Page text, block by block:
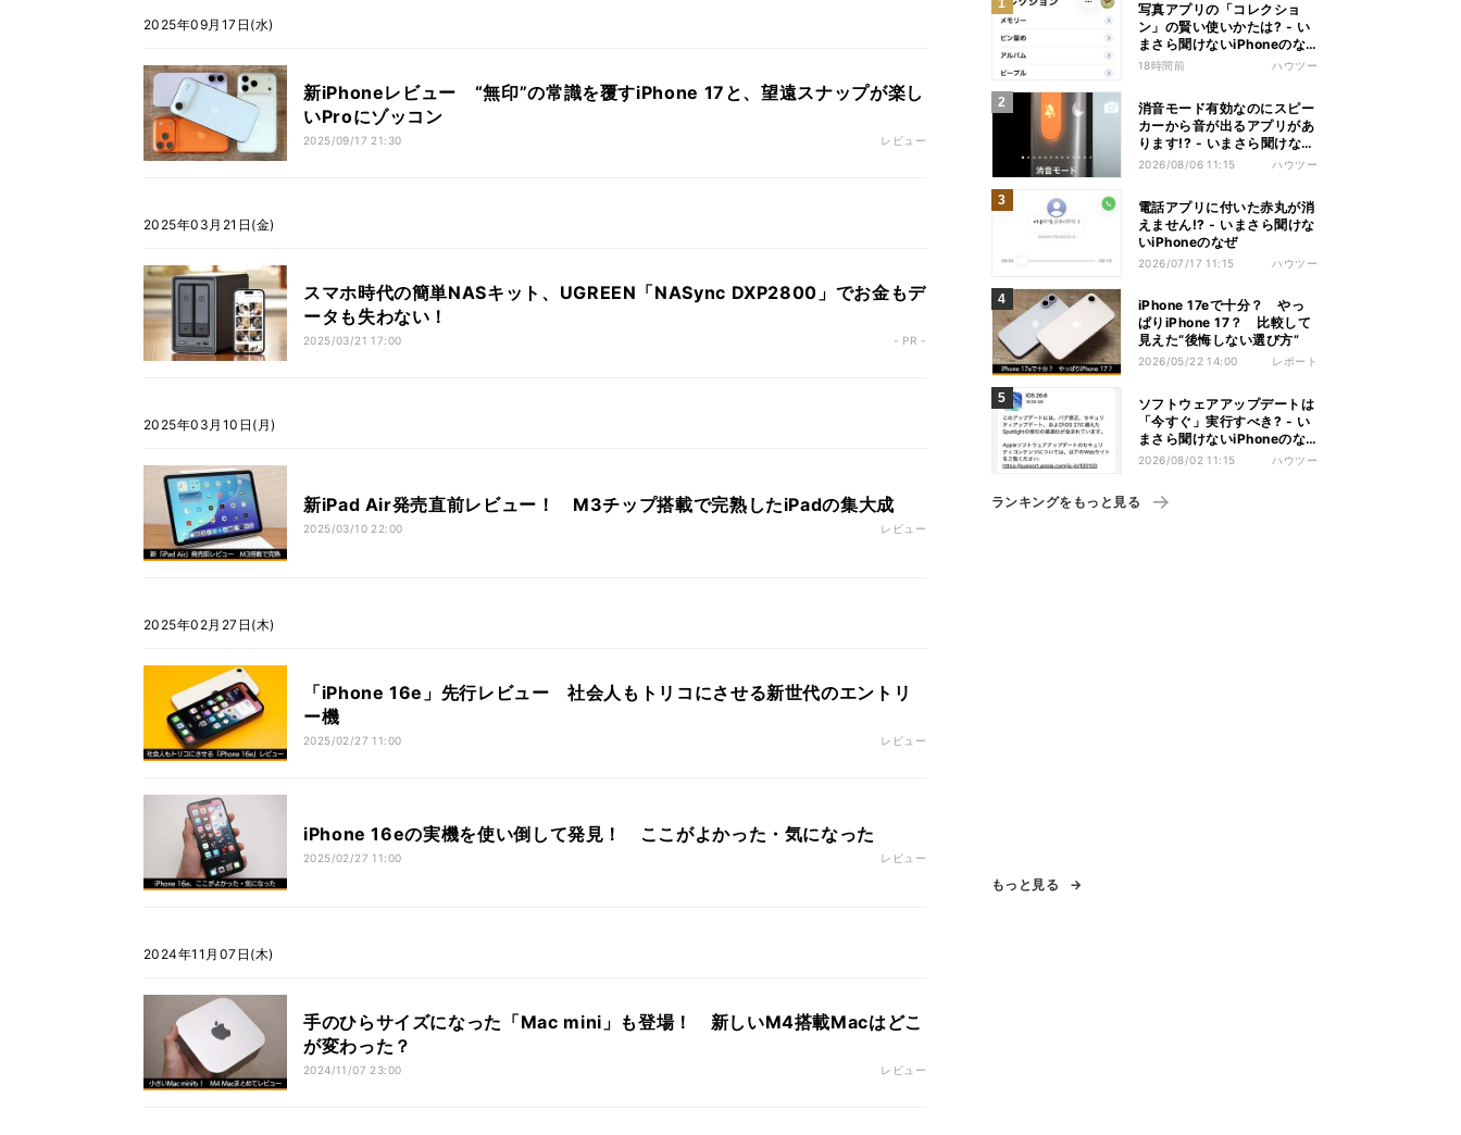
2025年09月17日(水)
新iPhoneレビュー “無印”の常識を覆すiPhone 17と、望遠スナップが楽し
いProにゾッコン
2025/09/17 21:30 レビュー
2025年03月21日(金)
スマホ時代の簡単NASキット、UGREEN「NASync DXP2800」でお金もデ
ータも失わない！
2025/03/21 17:00 - PR -
2025年03月10日(月)
新iPad Air発売直前レビュー！ M3チップ搭載で完熟したiPadの集大成
2025/03/10 22:00 レビュー
2025年02月27日(木)
「iPhone 16e」先行レビュー 社会人もトリコにさせる新世代のエントリ
ー機
2025/02/27 11:00 レビュー
iPhone 16eの実機を使い倒して発見！ ここがよかった・気になった
2025/02/27 11:00 レビュー
2024年11月07日(木)
手のひらサイズになった「Mac mini」も登場！ 新しいM4搭載Macはどこ
が変わった？
2024/11/07 23:00 レビュー
写真アプリの「コレクショ
ン」の賢い使いかたは? - い
まさら聞けないiPhoneのな
ぜ
18時間前 ハウツー
消音モード有効なのにスピー
カーから音が出るアプリがあ
ります!? - いまさら聞けない
iPhoneのなぜ
2026/08/06 11:15 ハウツー
電話アプリに付いた赤丸が消
えません!? - いまさら聞けな
いiPhoneのなぜ
2026/07/17 11:15 ハウツー
iPhone 17eで十分？ やっ
ぱりiPhone 17？ 比較して
見えた“後悔しない選び方”
2026/05/22 14:00 レポート
ソフトウェアアップデートは
「今すぐ」実行すべき? - い
まさら聞けないiPhoneのな
ぜ
2026/08/02 11:15 ハウツー
ランキングをもっと見る
もっと見る